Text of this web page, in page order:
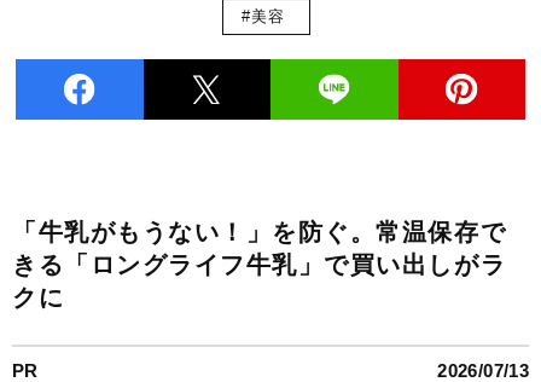
#美容
「牛乳がもうない！」を防ぐ。常温保存で
きる「ロングライフ牛乳」で買い出しがラ
クに
PR 2026/07/13